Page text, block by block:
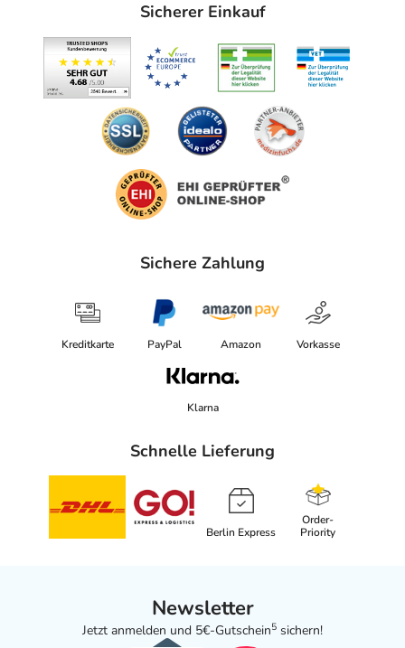
Sicherer Einkauf
Sichere Zahlung
Kreditkarte PayPal Amazon Vorkasse
Klarna
Schnelle Lieferung
Berlin Express
Order-
Priority
Newsletter
Jetzt anmelden und 5€-Gutschein5 sichern!